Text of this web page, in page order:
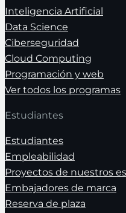
Inteligencia Artificial
Data Science
Ciberseguridad
Cloud Computing
Programación y web
Ver todos los programas
Estudiantes
Estudiantes
Empleabilidad
Proyectos de nuestros
Embajadores de marca
Reserva de plaza